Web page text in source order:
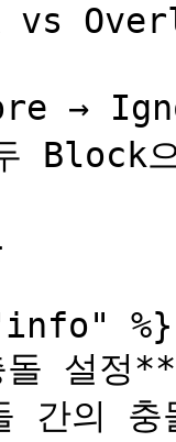
→
Block
%}
설정
간의 충